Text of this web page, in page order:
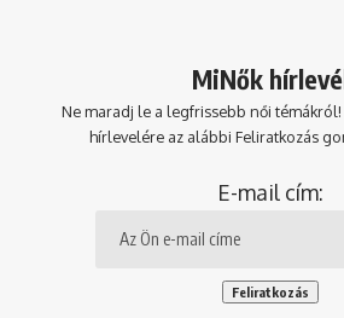
MiNők
Ne maradj le a legfrissebb női témákról!
hírlevelére az alábbi Feliratkozás
E-mail cím: